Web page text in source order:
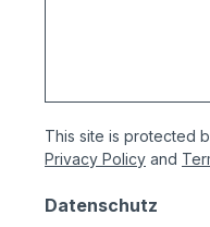
This site is protected
Privacy Policy and
Datenschutz